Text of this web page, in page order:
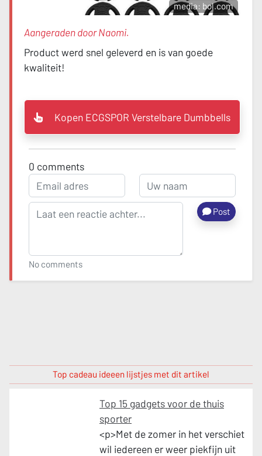
media: bol.com
Aangeraden door Naomi.
Product werd snel geleverd en is van goede
kwaliteit!
Kopen ECGSPOR Verstelbare Dumbbells
0 comments
Post
No comments
Top cadeau ideeen lijstjes met dit artikel
Top 15 gadgets voor de thuis
sporter
<p>Met de zomer in het verschiet
wil iedereen er weer piekfijn uit